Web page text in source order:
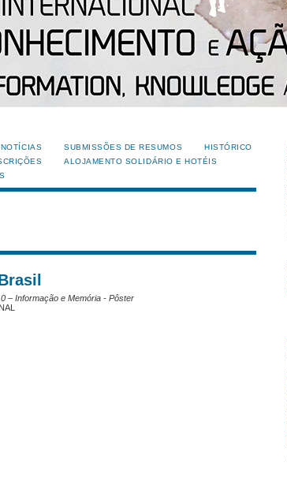
NOTÍCIAS SUBMISSÕES DE RESUMOS
HISTÓRICO
ALOJAMENTO SOLIDÁRIO E HOTÉIS
– Informação e Memória - Pôster